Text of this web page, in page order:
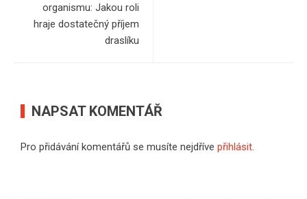
organismu: Jakou roli
hraje dostatečný příjem
draslíku
NAPSAT KOMENTÁŘ
Pro přidávání komentářů se musíte nejdříve přihlásit.